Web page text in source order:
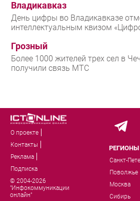
Владикавказ
День цифры во Владикавказе
интеллектуальным квизом
Грозный
Более 1000 жителей трех сел в
получили связь МТС
О проекте
Контакты
Реклама
Подписка
© 2004-2026
"Инфокоммуникации
онлайн"
РЕГИОНЫ
Санкт-
Поволжье
Москва
Сибирь